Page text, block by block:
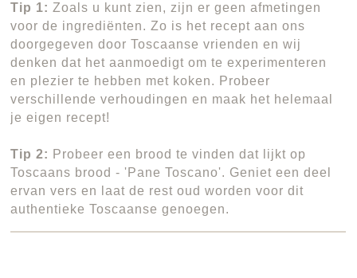
Tip 1: Zoals u kunt zien, zijn er geen afmetingen
voor de ingrediënten. Zo is het recept aan ons
doorgegeven door Toscaanse vrienden en wij
denken dat het aanmoedigt om te experimenteren
en plezier te hebben met koken. Probeer
verschillende verhoudingen en maak het helemaal
je eigen recept!
Tip 2: Probeer een brood te vinden dat lijkt op
Toscaans brood - 'Pane Toscano'. Geniet een deel
ervan vers en laat de rest oud worden voor dit
authentieke Toscaanse genoegen.